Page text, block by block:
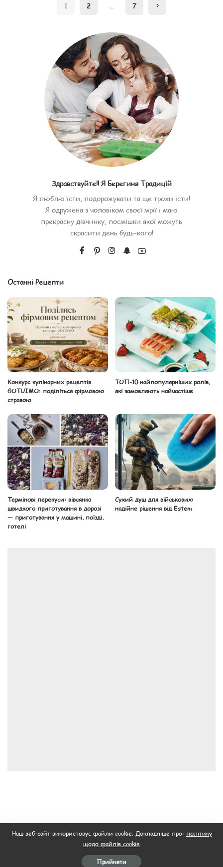
1 2 … 7
Здравствуйте!! Я Берегиня Традицій
Я люблю їсти, подорожувати та ще трохи їсти!
Я одружена з чоловіком своєї мрії і маю
прекрасну дівчинку, посмішки якої можуть
скрасити день будь-кого!
Останні Рецепти
Конкурс кулінарних рецептів
GOTUIMO: поділіться фірмовою
стравою
ТОП-10 найпопулярніших ролів,
які замовляють найчастіше
Термінові перекуси: вівсянка
швидкого приготування в дорозі
— приготування у машині, поїзді,
готелі
Сухий душ для військових:
надійне рішення від Estem
Наш веб-сайт використовує файли cookie. Докладніше про: політику
щодо файлів cookie
Прийняти